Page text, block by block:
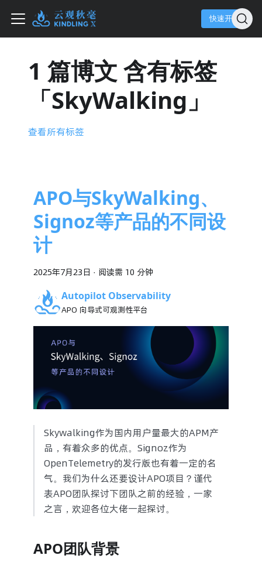
快速开始
1 篇博文 含有标签
「SkyWalking」
查看所有标签
APO与SkyWalking、
Signoz等产品的不同设
计
2025年7月23日 · 阅读需 10 分钟
Autopilot Observability
APO 向导式可观测性平台
Skywalking作为国内用户量最大的APM产
品，有着众多的优点。Signoz作为
OpenTelemetry的发行版也有着一定的名
气。我们为什么还要设计APO项目？谨代
表APO团队探讨下团队之前的经验，一家
之言，欢迎各位大佬一起探讨。
APO团队背景